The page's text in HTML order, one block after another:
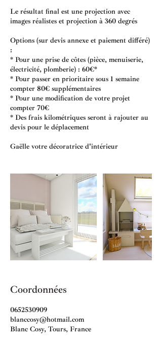
Le résultat final est une projection avec
images réalistes et projection à 360 degrés
Options (sur devis annexe et paiement différé)
:
* Pour une prise de côtes (pièce, menuiserie,
électricité, plomberie) : 60€*
* Pour passer en prioritaire sous 1 semaine
compter 80€ supplémentaires
* Pour une modification de votre projet
compter 70€
* Des frais kilométriques seront à rajouter au
devis pour le déplacement
Gaëlle votre décoratrice d'intérieur
Coordonnées
0652530909
blanccosy@hotmail.com
Blanc Cosy, Tours, France